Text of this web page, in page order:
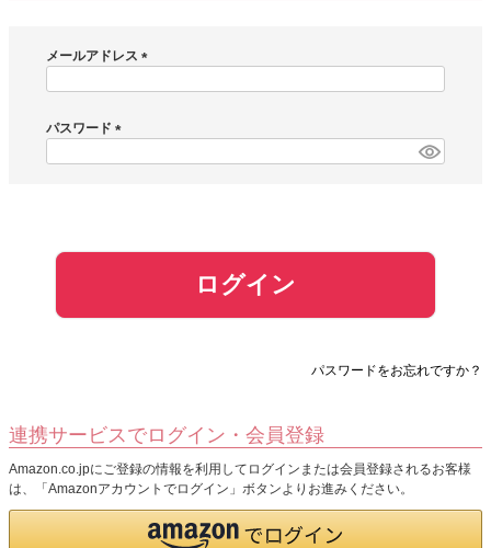
メールアドレス
)
パスワード
ログイン
パスワードをお忘れですか？
連携サービスでログイン・会員登録
Amazon.co.jpにご登録の情報を利用してログインまたは会員登録されるお客様
は、「Amazonアカウントでログイン」ボタンよりお進みください。